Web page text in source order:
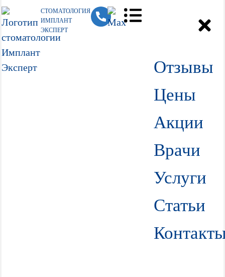
СТОМАТОЛОГИЯ
ИМПЛАНТ
ЭКСПЕРТ
Отзывы
Цены
Акции
Врачи
Услуги
Статьи